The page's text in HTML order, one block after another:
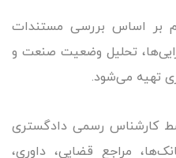
بر اساس بررسی مستندات
تحلیل وضعیت صنعت و
تهیه می‌شود.
کارشناس رسمی دادگستری
مراجع قضایی، داوری،